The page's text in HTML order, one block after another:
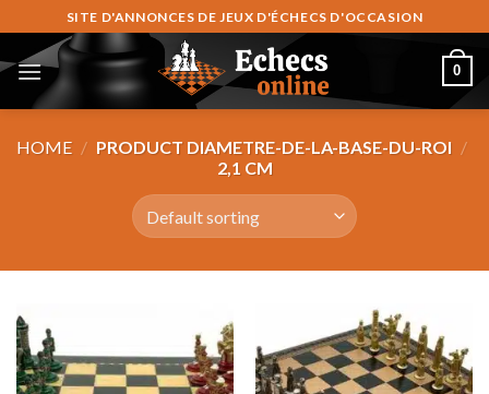
to
content
SITE D'ANNONCES DE JEUX D'ÉCHECS D'OCCASION
0
HOME / PRODUCT DIAMETRE-DE-LA-BASE-DU-ROI /
2,1 CM